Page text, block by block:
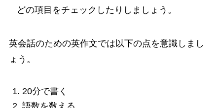
どの項目をチェックしたりしましょう。
英会話のための英作文では以下の点を意識しまし
ょう。
20分で書く